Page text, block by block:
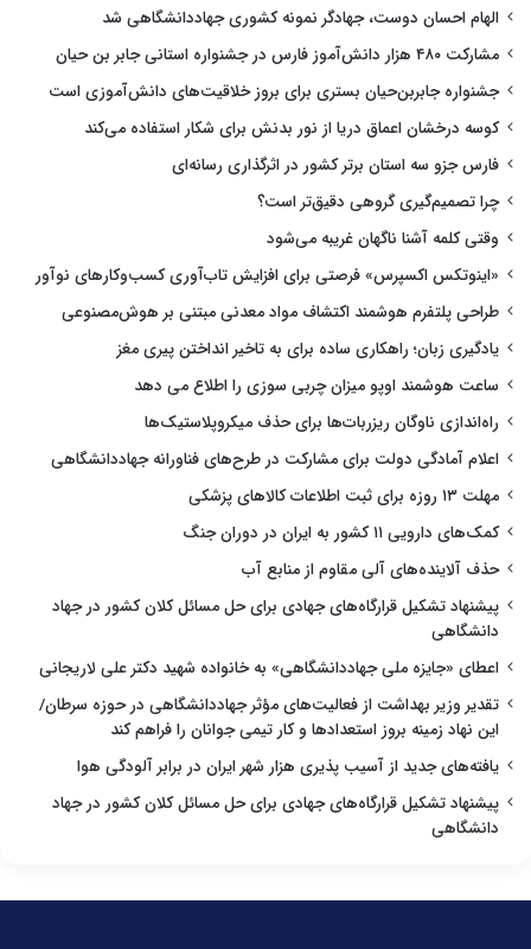
الهام احسان دوست، جهادگر نمونه کشوری جهاددانشگاهی شد
مشارکت ۴۸۰ هزار دانش‌آموز فارس در جشنواره استانی جابر بن حیان
جشنواره جابربن‌حیان بستری برای بروز خلاقیت‌های دانش‌آموزی است
کوسه درخشان اعماق دریا از نور بدنش برای شکار استفاده می‌کند
فارس جزو سه استان برتر کشور در اثرگذاری رسانه‌ای
چرا تصمیم‌گیری گروهی دقیق‌تر است؟
وقتی کلمه آشنا ناگهان غریبه می‌شود
«اینوتکس اکسپرس» فرصتی برای افزایش تاب‌آوری کسب‌وکارهای نوآور
طراحی پلتفرم هوشمند اکتشاف مواد معدنی مبتنی بر هوش‌مصنوعی
یادگیری زبان؛ راهکاری ساده برای به تاخیر انداختن پیری مغز
ساعت هوشمند اوپو میزان چربی سوزی را اطلاع می دهد
راه‌اندازی ناوگان ریزربات‌ها برای حذف میکروپلاستیک‌ها
اعلام آمادگی دولت برای مشارکت در طرح‌های فناورانه جهاددانشگاهی
مهلت ۱۳ روزه برای ثبت اطلاعات کالاهای پزشکی
کمک‌های دارویی ۱۱ کشور به ایران در دوران جنگ
حذف آلاینده‌های آلی مقاوم از منابع آب
پیشنهاد تشکیل قرارگاه‌های جهادی برای حل مسائل کلان کشور در جهاد
دانشگاهی
اعطای «جایزه ملی جهاددانشگاهی» به خانواده شهید دکتر علی لاریجانی
تقدیر وزیر بهداشت از فعالیت‌های مؤثر جهاددانشگاهی در حوزه سرطان/
این نهاد زمینه بروز استعدادها و کار تیمی جوانان را فراهم کند
یافته‌های جدید از آسیب پذیری هزار شهر ایران در برابر آلودگی هوا
پیشنهاد تشکیل قرارگاه‌های جهادی برای حل مسائل کلان کشور در جهاد
دانشگاهی